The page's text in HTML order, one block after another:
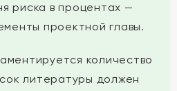
риска в процентах —
проектной главы.
количество
литературы должен